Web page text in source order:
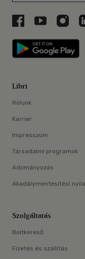
Libri aLibri a
Libri
Rólunk
Karrier
Impresszum
Társadalmi programok
Adományozás
Akadálymentesítési
Szolgáltatás
Boltkereső
Fizetés és szállítás